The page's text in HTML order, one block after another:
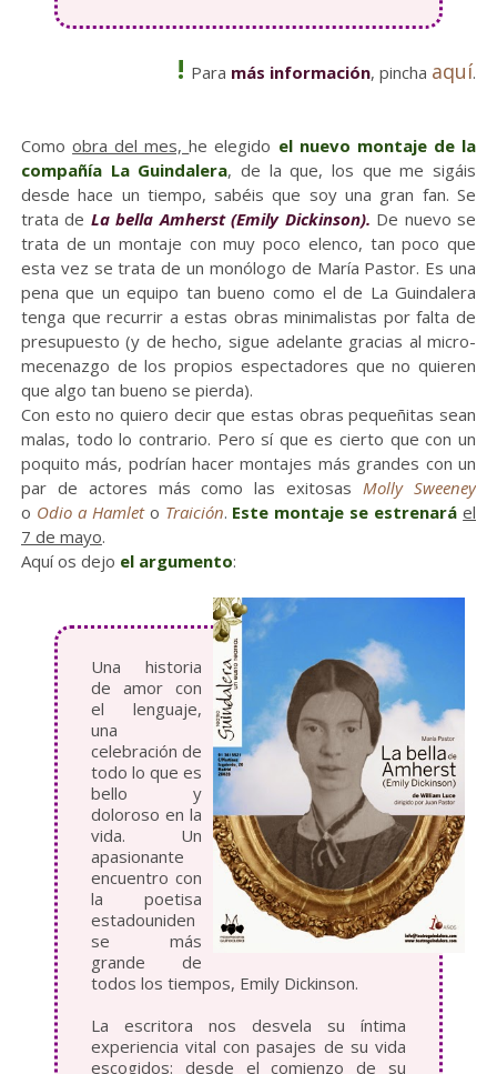
! Para más información, pincha aquí.
Comoobra del mes,he elegido el nuevo montaje de la
compañía La Guindalera, de la que, los que me sigáis
desde hace un tiempo, sabéis que soy una gran fan. Se
trata de La bella Amherst (Emily Dickinson). De nuevo se
trata de un montaje con muy poco elenco, tan poco que
esta vez se trata de un monólogo de María Pastor. Es una
pena que un equipo tan bueno como el de La Guindalera
tenga que recurrir a estas obras minimalistas por falta de
presupuesto (y de hecho, sigue adelante gracias al micro-
mecenazgo de los propios espectadores que no quieren
que algo tan bueno se pierda).
Con esto no quiero decir que estas obras pequeñitas sean
malas, todo lo contrario. Pero sí que es cierto que con un
poquito más, podrían hacer montajes más grandes con un
par de actores más como las exitosasMolly Sweeney
o Odio a Hamlet o Traición. Este montaje se estrenaráel
7 de mayo.
Aquí os dejo el argumento:
Una historia
de amor con
el lenguaje,
una
celebración de
todo lo que es
bello y
doloroso en la
vida. Un
apasionante
encuentro con
la poetisa
estadouniden
se más
grande de
todos los tiempos, Emily Dickinson.
La escritora nos desvela su íntima
experiencia vital con pasajes de su vida
escogidos: desde el comienzo de su